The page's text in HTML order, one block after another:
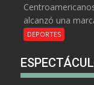
alcanzó una
DEPORTES